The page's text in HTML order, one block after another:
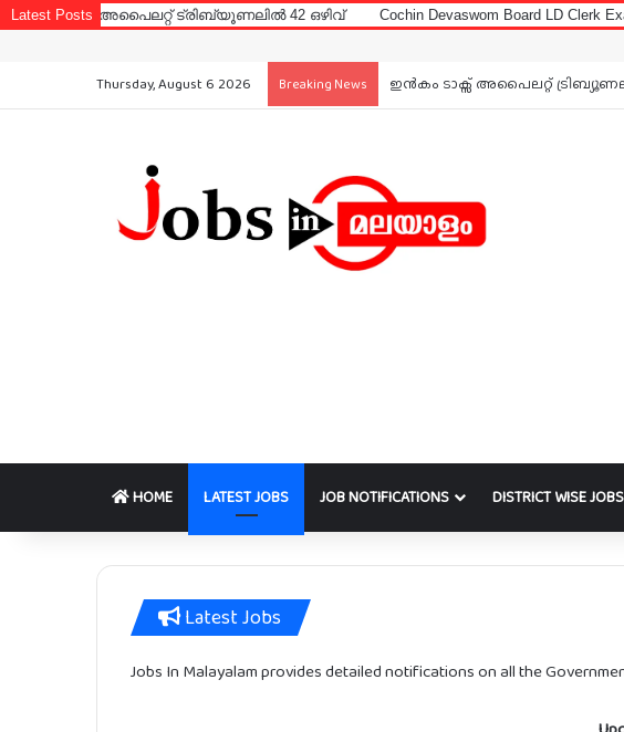
Latest Posts
ട്രിബ്യൂണലിൽ 42 ഒഴിവ് Cochin Devaswom Board LD Clerk Exam Answer Key
Thursday, August 6 2026
Breaking News ഇൻകം ടാക്സ് അപൈലറ്റ്
HOME LATEST JOBS JOB NOTIFICATIONS DISTRICT WISE JOBS
Latest Jobs
Jobs In Malayalam provides detailed notifications on all the